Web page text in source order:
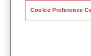
Cookie Preference